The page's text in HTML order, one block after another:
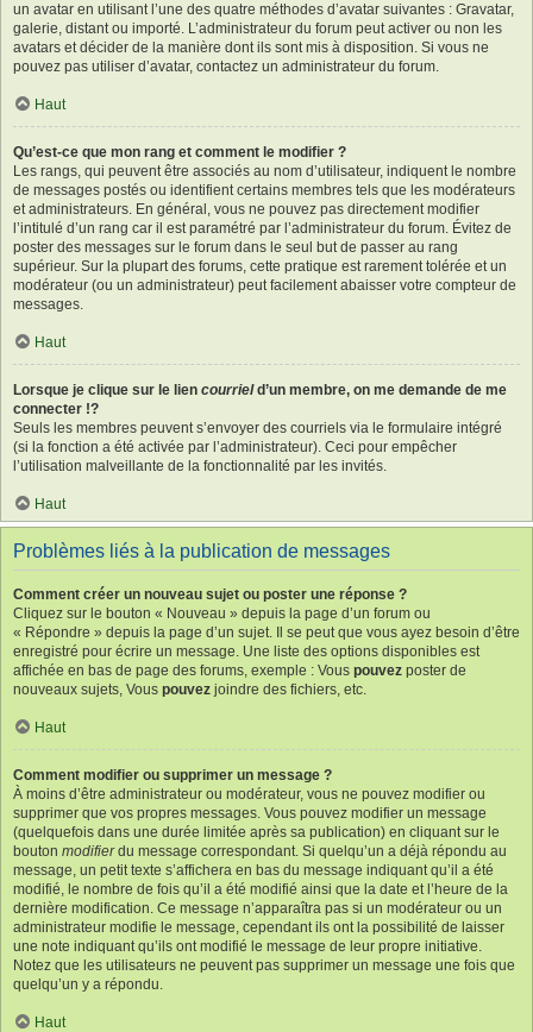
un avatar en utilisant l’une des quatre méthodes d’avatar suivantes : Gravatar,
galerie, distant ou importé. L’administrateur du forum peut activer ou non les
avatars et décider de la manière dont ils sont mis à disposition. Si vous ne
pouvez pas utiliser d’avatar, contactez un administrateur du forum.
Haut
Qu’est-ce que mon rang et comment le modifier ?
Les rangs, qui peuvent être associés au nom d’utilisateur, indiquent le nombre
de messages postés ou identifient certains membres tels que les modérateurs
et administrateurs. En général, vous ne pouvez pas directement modifier
l’intitulé d’un rang car il est paramétré par l’administrateur du forum. Évitez de
poster des messages sur le forum dans le seul but de passer au rang
supérieur. Sur la plupart des forums, cette pratique est rarement tolérée et un
modérateur (ou un administrateur) peut facilement abaisser votre compteur de
messages.
Haut
Lorsque je clique sur le lien courrield’un membre, on me demande de me
connecter !?
Seuls les membres peuvent s’envoyer des courriels via le formulaire intégré
(si la fonction a été activée par l’administrateur). Ceci pour empêcher
l’utilisation malveillante de la fonctionnalité par les invités.
Haut
Problèmes liés à la publication de messages
Comment créer un nouveau sujet ou poster une réponse ?
Cliquez sur le bouton « Nouveau » depuis la page d’un forum ou
« Répondre » depuis la page d’un sujet. Il se peut que vous ayez besoin d’être
enregistré pour écrire un message. Une liste des options disponibles est
affichée en bas de page des forums, exemple : Vous pouvez poster de
nouveaux sujets, Vous pouvez joindre des fichiers, etc.
Haut
Comment modifier ou supprimer un message ?
À moins d’être administrateur ou modérateur, vous ne pouvez modifier ou
supprimer que vos propres messages. Vous pouvez modifier un message
(quelquefois dans une durée limitée après sa publication) en cliquant sur le
bouton modifierdu message correspondant. Si quelqu’un a déjà répondu au
message, un petit texte s’affichera en bas du message indiquant qu’il a été
modifié, le nombre de fois qu’il a été modifié ainsi que la date et l’heure de la
dernière modification. Ce message n’apparaîtra pas si un modérateur ou un
administrateur modifie le message, cependant ils ont la possibilité de laisser
une note indiquant qu’ils ont modifié le message de leur propre initiative.
Notez que les utilisateurs ne peuvent pas supprimer un message une fois que
quelqu’un y a répondu.
Haut